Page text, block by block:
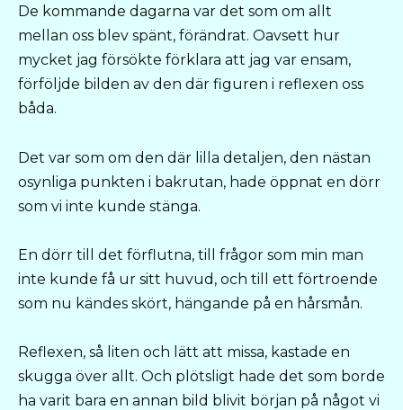
De kommande dagarna var det som om allt
mellan oss blev spänt, förändrat. Oavsett hur
mycket jag försökte förklara att jag var ensam,
förföljde bilden av den där figuren i reflexen oss
båda.
Det var som om den där lilla detaljen, den nästan
osynliga punkten i bakrutan, hade öppnat en dörr
som vi inte kunde stänga.
En dörr till det förflutna, till frågor som min man
inte kunde få ur sitt huvud, och till ett förtroende
som nu kändes skört, hängande på en hårsmån.
Reflexen, så liten och lätt att missa, kastade en
skugga över allt. Och plötsligt hade det som borde
ha varit bara en annan bild blivit början på något vi